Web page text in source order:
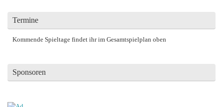
Termine
Kommende Spieltage findet ihr im Gesamtspielplan oben
Sponsoren